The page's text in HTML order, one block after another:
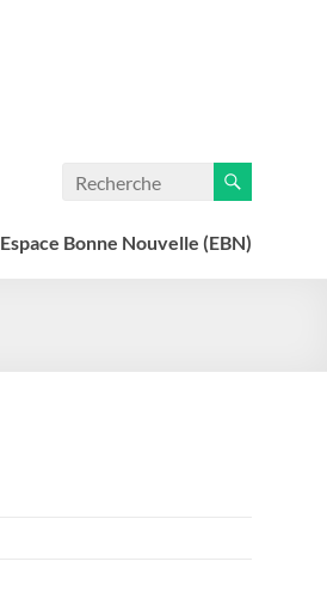
Espace Bonne Nouvelle (EBN)